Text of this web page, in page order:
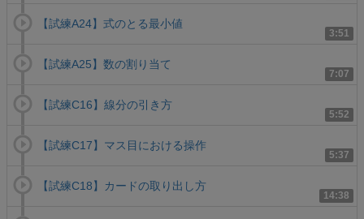
3:51
【試練A24】式のとる最小値
7:07
【試練A25】数の割り当て
5:52
【試練C16】線分の引き方
5:37
【試練C17】マス目における操作
14:38
【試練C18】カードの取り出し方